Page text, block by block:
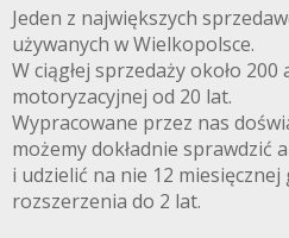
Jeden z największych
używanych w Wielkopolsce.
W ciągłej sprzedaży około
motoryzacyjnej od 20 lat.
Wypracowane przez nas
możemy dokładnie sprawdzić
i udzielić na nie 12
rozszerzenia do 2 lat.